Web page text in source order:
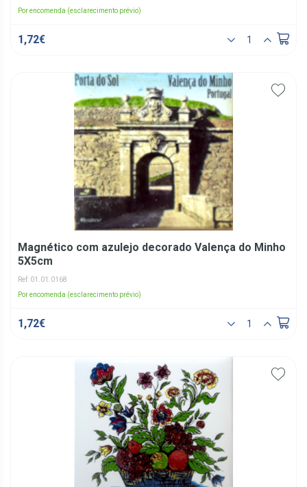
Por encomenda (esclarecimento prévio)
1,72€
Magnético com azulejo decorado Valença do Minho
5X5cm
Ref: 01.01.0168
Por encomenda (esclarecimento prévio)
1,72€